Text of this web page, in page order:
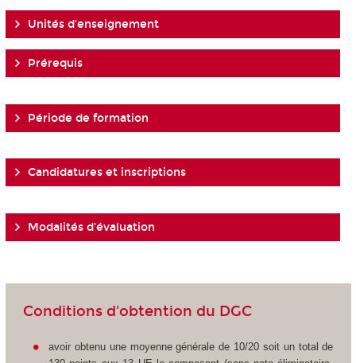
Unités d'enseignement
Prérequis
Période de formation
Candidatures et inscriptions
Modalités d'évaluation
Conditions d'obtention du DGC
avoir obtenu une moyenne générale de 10/20 soit un total de